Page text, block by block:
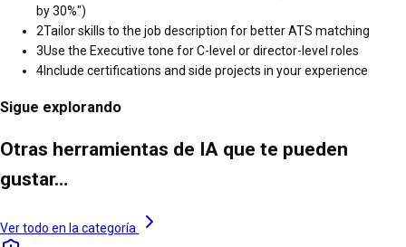
by 30%")
2Tailor skills to the job description for better ATS matching
3Use the Executive tone for C-level or director-level roles
4Include certifications and side projects in your experience
Sigue explorando
Otras herramientas de IA que te pueden
gustar…
Ver todo en la categoría